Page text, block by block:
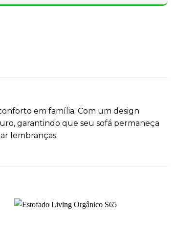
em família. Com um design
garantindo que seu sofá permaneça
lembranças.